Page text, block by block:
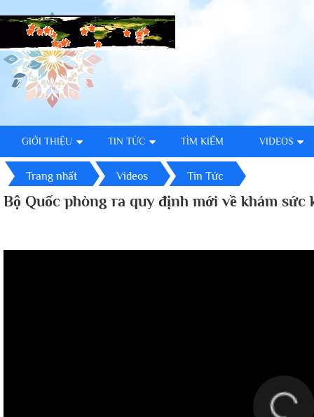
GIỚI THIỆU TIN TỨC TÌM KIẾM VIDEOS
Trang nhất Videos Tin Tức
Bộ Quốc phòng ra quy định mới về khám sức